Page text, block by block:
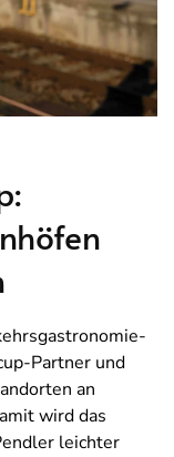
Partner und
an
wird das
leichter